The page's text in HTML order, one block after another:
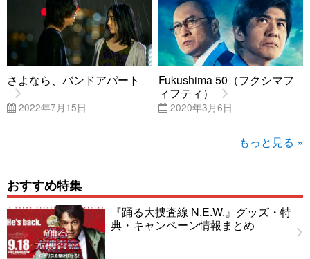
さよなら、バンドアパート
2022年7月15日
Fukushima 50（フクシマフ
ィフティ）
2020年3月6日
もっと見る »
おすすめ特集
『踊る大捜査線 N.E.W.』グッズ・特
典・キャンペーン情報まとめ